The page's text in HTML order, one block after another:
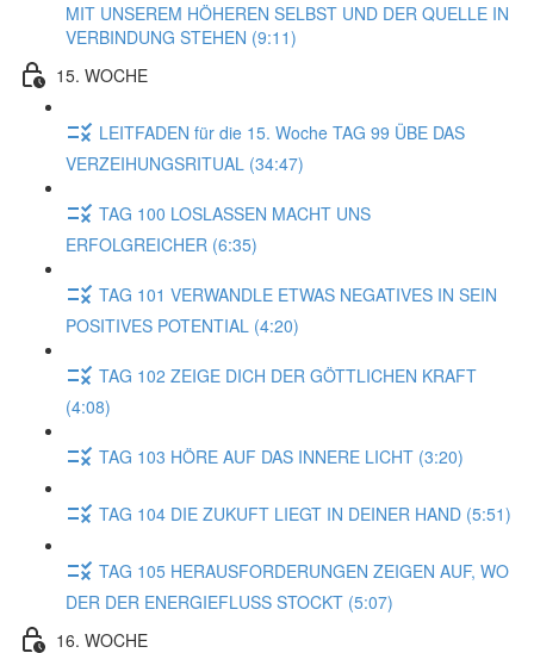
MIT UNSEREM HÖHEREN SELBST UND DER QUELLE IN
VERBINDUNG STEHEN (9:11)
15. WOCHE
LEITFADEN für die 15. Woche TAG 99 ÜBE DAS
VERZEIHUNGSRITUAL (34:47)
TAG 100 LOSLASSEN MACHT UNS
ERFOLGREICHER (6:35)
TAG 101 VERWANDLE ETWAS NEGATIVES IN SEIN
POSITIVES POTENTIAL (4:20)
TAG 102 ZEIGE DICH DER GÖTTLICHEN KRAFT
(4:08)
TAG 103 HÖRE AUF DAS INNERE LICHT (3:20)
TAG 104 DIE ZUKUFT LIEGT IN DEINER HAND (5:51)
TAG 105 HERAUSFORDERUNGEN ZEIGEN AUF, WO
DER DER ENERGIEFLUSS STOCKT (5:07)
16. WOCHE